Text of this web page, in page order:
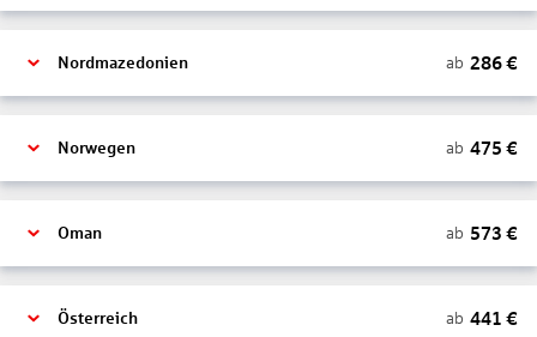
Nordmazedonien ab 286€
Norwegen ab 475 €
Oman ab 573 €
Österreich ab 441 €